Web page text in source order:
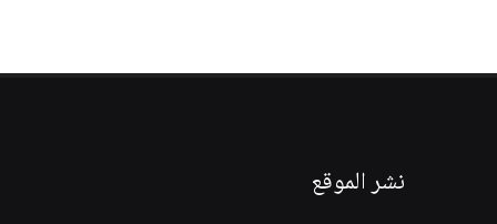
نشر الموقع